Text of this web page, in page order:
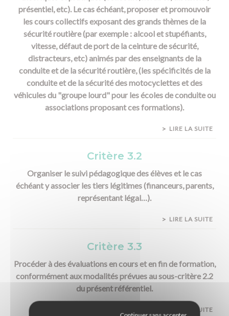
présentiel, etc). Le cas échéant, proposer et promouvoir
les cours collectifs exposant des grands thèmes de la
sécurité routière (par exemple : alcool et stupéfiants,
vitesse, défaut de port de la ceinture de sécurité,
distracteurs, etc) animés par des enseignants de la
conduite et de la sécurité routière, (les spécificités de la
conduite et de la sécurité des motocyclettes et des
véhicules du "groupe lourd" pour les écoles de conduite ou
associations proposant ces formations).
LIRE LA SUITE
Critère 3.2
Organiser le suivi pédagogique des élèves et le cas
échéant y associer les tiers légitimes (financeurs, parents,
représentant légal…).
LIRE LA SUITE
Critère 3.3
Procéder à des évaluations en cours et en fin de formation,
conformément aux modalités prévues au sous-critère 2.2
du présent référentiel.
LIRE LA SUITE